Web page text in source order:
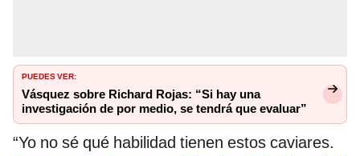
PUEDES VER:
Vásquez sobre Richard Rojas: “Si hay una
investigación de por medio, se tendrá que evaluar”
“Yo no sé qué habilidad tienen estos caviares.